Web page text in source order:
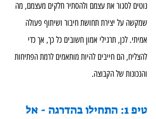
נוטים לסגור את עצמם ולהסתיר חלקים מעצמם, מה
שמקשה על יצירת תחושת חיבור ושיתוף פעולה
אמיתי. לכן, תרגילי אמון חשובים כל כך, אך כדי
להצליח, הם חייבים להיות מותאמים לרמת הפתיחות
והנכונות של הקבוצה.
טיפ 1: התחילו בהדרגה - אל